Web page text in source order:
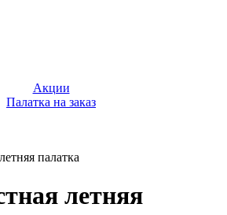
Акции
Палатка на заказ
палатка
летняя